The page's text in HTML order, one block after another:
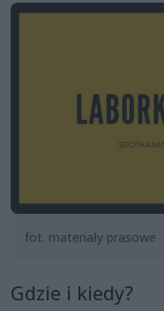
fot. materiały prasowe
Gdzie i kiedy?